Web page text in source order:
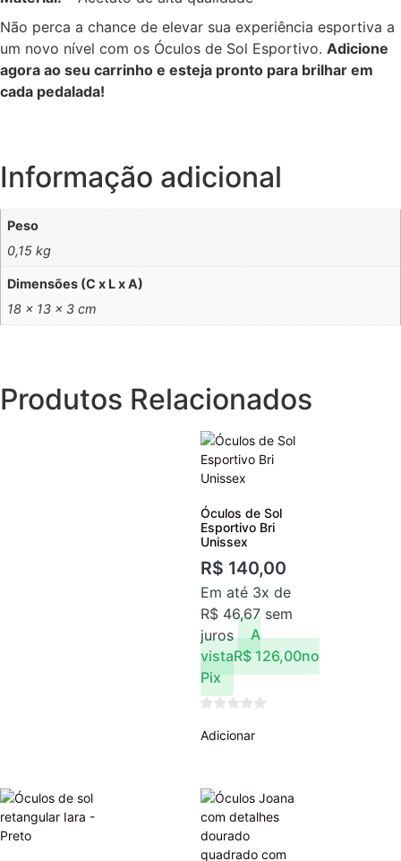
Não perca a chance de elevar sua experiência esportiva a
um novo nível com os Óculos de Sol Esportivo. Adicione
agora ao seu carrinho e esteja pronto para brilhar em
cada pedalada!
Informação adicional
Peso
0,15 kg
Dimensões (C x L x A)
18 × 13 × 3 cm
Produtos Relacionados
Óculos de Sol
Esportivo Bri
Unissex
R$ 140,00
Em até 3x de
R$ 46,67 sem
juros
A
vistaR$126,00no
Pix
Adicionar